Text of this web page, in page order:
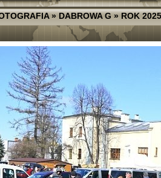
»DABROWA G»ROK 2025